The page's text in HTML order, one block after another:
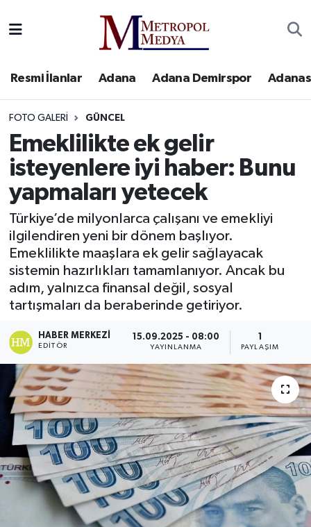
Resmi İlanlar Adana Adana Demirspor
FOTO GALERI GÜNCEL
Emeklilikte ek gelir
isteyenlere iyi haber: Bunu
yapmaları yetecek
Türkiye’de milyonlarca çalışanı ve emekliyi
ilgilendiren yeni bir dönem başlıyor.
Emeklilikte maaşlara ek gelir sağlayacak
sistemin hazırlıkları tamamlanıyor. Ancak bu
adım, yalnızca finansal değil, sosyal
tartışmaları da beraberinde getiriyor.
HABER MERKEZI
EDITÖR
15.09.2025 - 08:00
YAYINLANMA PAYLAŞIM
Sağlık
Özel Haberler
Yerel Yönetim
Kültür-Sanat
Magazin
Resmi İlanlar
Videolar
Seyhan Nöbetçi Eczaneler
Seyhan Trafik Yoğunluk Haritası
Süper Lig Puan Durumu ve Fikstür
Tüm Manşetler
Son Dakika Haberleri
Haber Arşivi